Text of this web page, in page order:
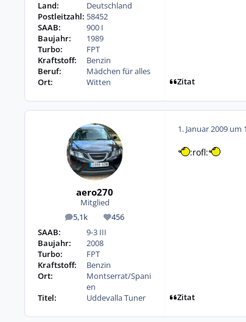
Land:
Deutschland
Postleitzahl: 58452
SAAB:
900 I
Baujahr:
1989
Turbo:
FPT
Kraftstoff:
Benzin
Beruf:
Mädchen für alles
Ort:
Witten Zitat
aero270
Mitglied
5,1k
Beiträge 456
Reputation
SAAB:
9-3 III
Baujahr:
2008
Turbo:
FPT
Kraftstoff:
Benzin
Ort:
Montserrat/Spani
en
Titel:
Uddevalla Tuner
1. Januar 2009 um
:rofl:
Zitat